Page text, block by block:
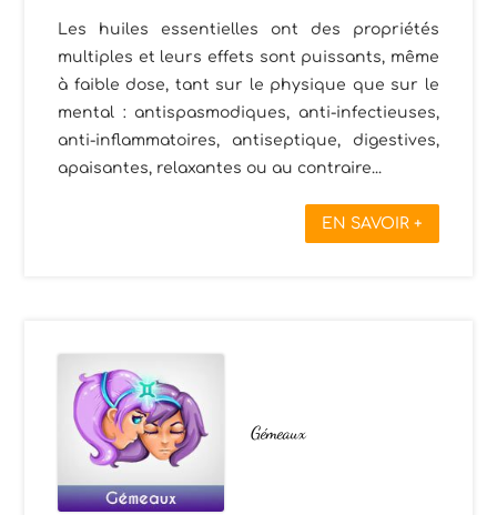
Les huiles essentielles ont des propriétés
multiples et leurs effets sont puissants, même
à faible dose, tant sur le physique que sur le
mental : antispasmodiques, anti-infectieuses,
anti-inflammatoires, antiseptique, digestives,
apaisantes, relaxantes ou au contraire...
EN SAVOIR +
Gémeaux